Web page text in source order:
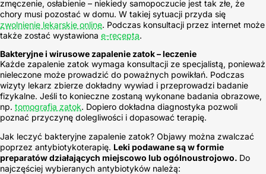
zmęczenie, osłabienie – niekiedy samopoczucie jest tak złe, że
chory musi pozostać w domu. W takiej sytuacji przyda się
zwolnienie lekarskie online. Podczas konsultacji przez internet może
także zostać wystawiona e-recepta.
Bakteryjne i wirusowe zapalenie zatok – leczenie
Każde zapalenie zatok wymaga konsultacji ze specjalistą, ponieważ
nieleczone może prowadzić do poważnych powikłań. Podczas
wizyty lekarz zbierze dokładny wywiad i przeprowadzi badanie
fizykalne. Jeśli to konieczne zostaną wykonane badania obrazowe,
np. tomografia zatok. Dopiero dokładna diagnostyka pozwoli
poznać przyczynę dolegliwości i dopasować terapię.
Jak leczyć bakteryjne zapalenie zatok? Objawy można zwalczać
poprzez antybiotykoterapię. Leki podawane są w formie
preparatów działających miejscowo lub ogólnoustrojowo. Do
najczęściej wybieranych antybiotyków należą: